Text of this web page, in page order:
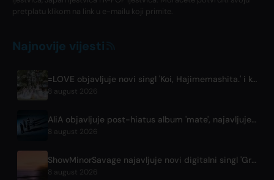
pretplatu klikom na link u e-mailu koji primite.
Najnovije vijesti
=LOVE objavljuje novi singl 'Koi, Hajimemashita.' i koncerte u Tokyo Domeu
8 august 2026
AliA objavljuje post-hiatus album 'mate', najavljuje nastup u Tokiju
8 august 2026
ShowMinorSavage najavljuje novi digitalni singl 'Gradation'
8 august 2026